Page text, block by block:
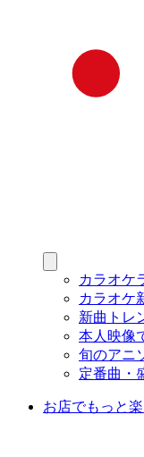
カラオケ
カラオケ
新曲トレ
本人映像
旬のアニ
定番曲・
お店でもっと